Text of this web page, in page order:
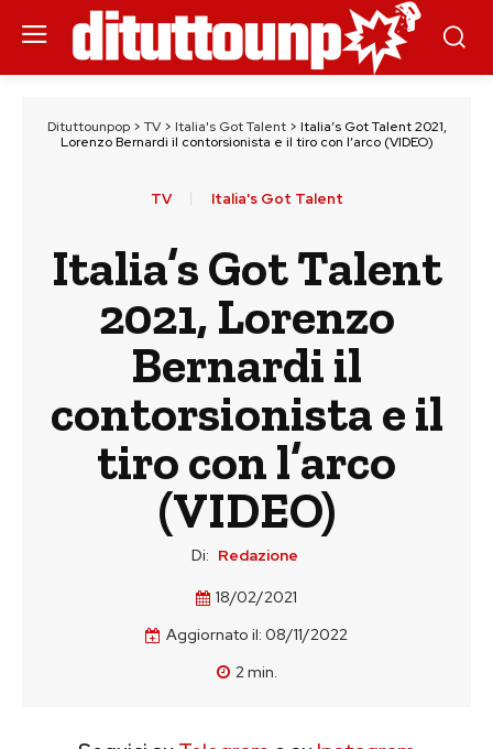
Dituttounpop> TV> Italia's Got Talent> Italia’s Got Talent 2021,
Lorenzo Bernardi il contorsionista e il tiro con l’arco (VIDEO)
TV Italia's Got Talent
Italia’s Got Talent
2021, Lorenzo
Bernardi il
contorsionista e il
tiro con l’arco
(VIDEO)
Di: Redazione
18/02/2021
Aggiornato il: 08/11/2022
2min.